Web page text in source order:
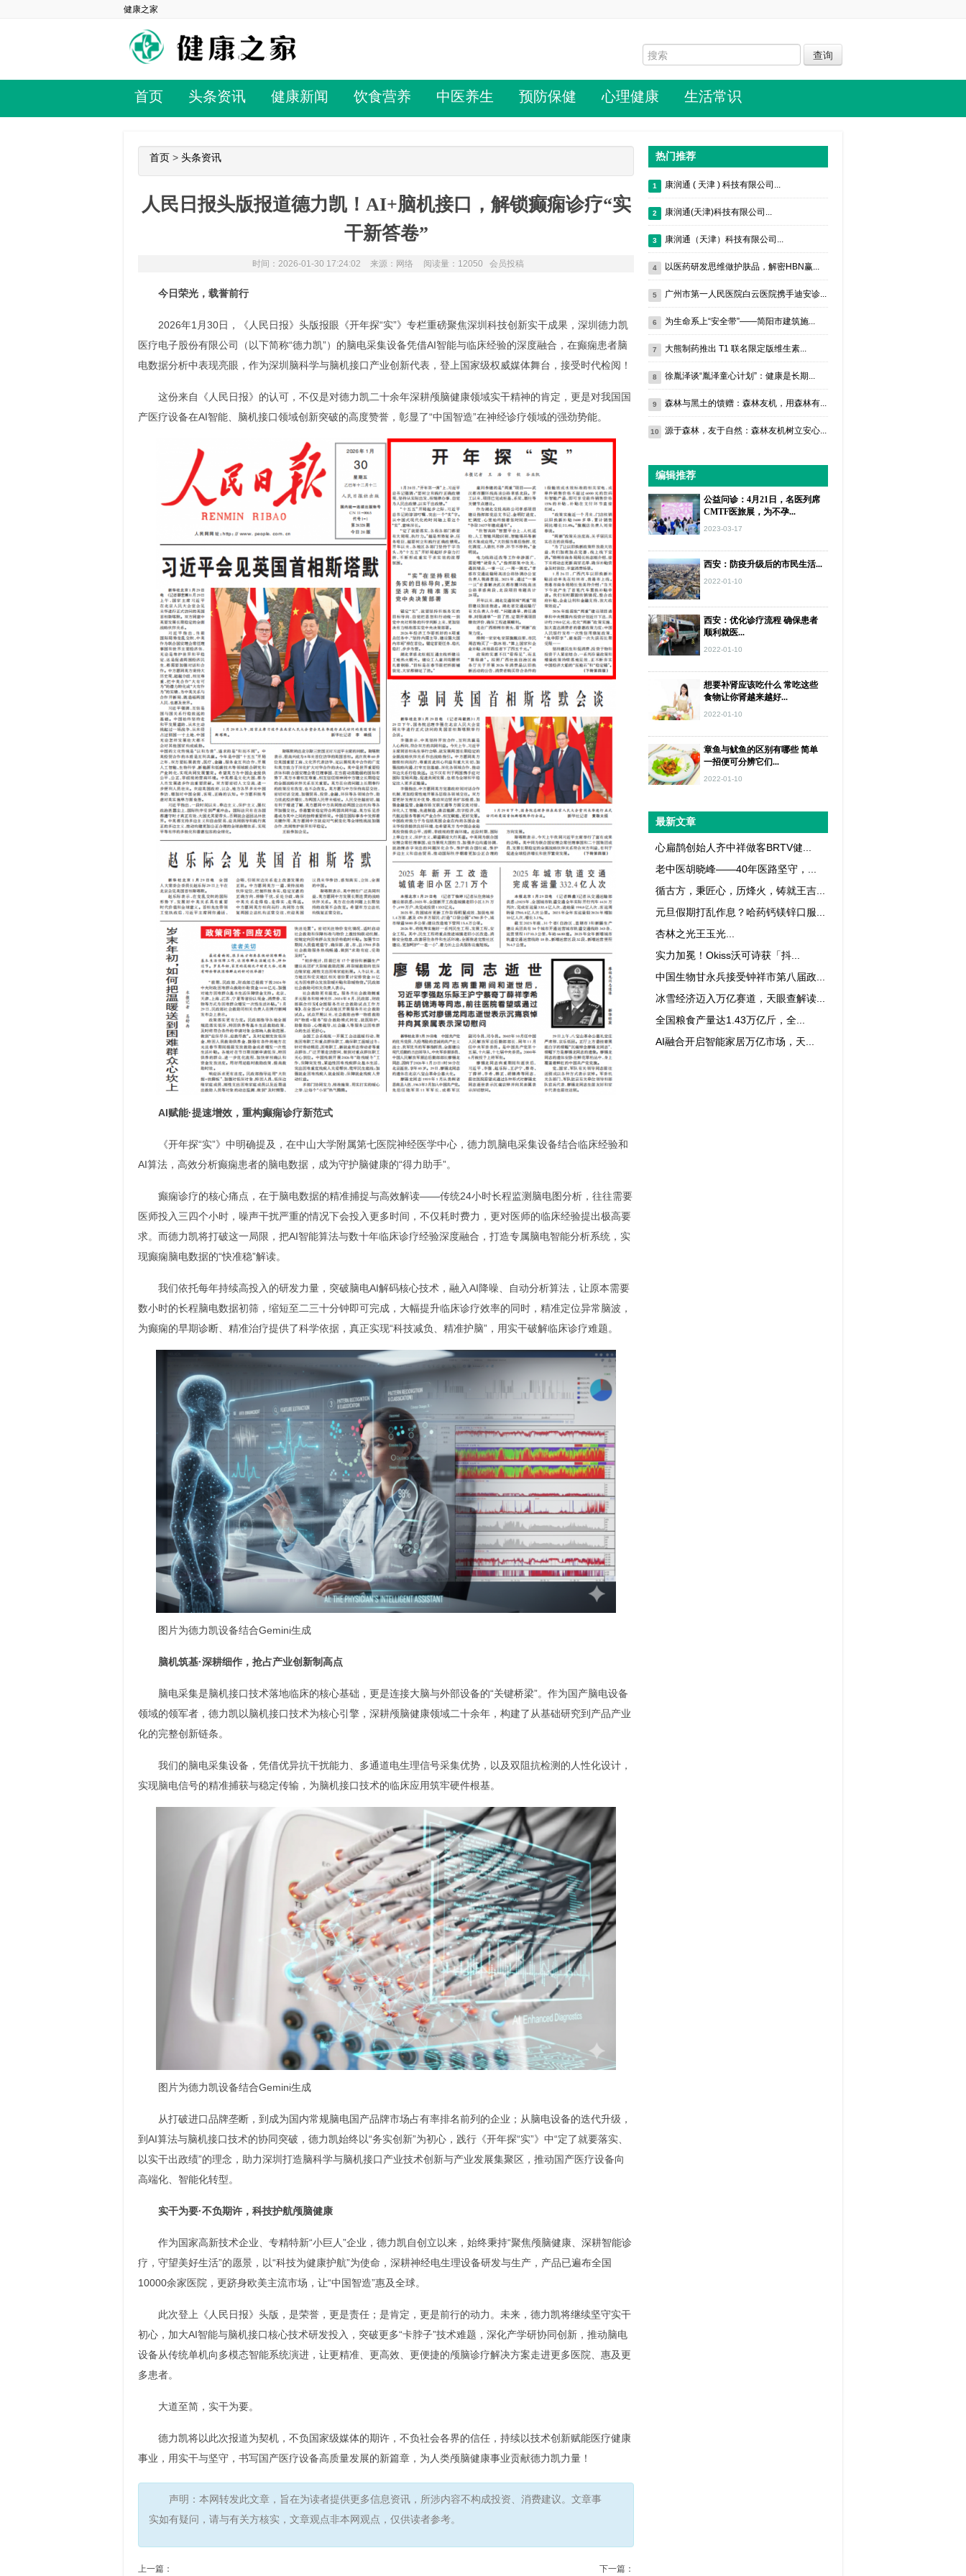
健康之家
首页 头条资讯 健康新闻 饮食营养 中医养生 预防保健 心理健康 生活常识
首页 > 头条资讯
人民日报头版报道德力凯！AI+脑机接口，解锁癫痫诊疗“实
干新答卷”
时间：2026-01-30 17:24:02 来源：网络 阅读量：12050 会员投稿
今日荣光，载誉前行
2026年1月30日，《人民日报》头版报眼《开年探“实”》专栏重磅聚焦深圳科技创新实干成果，深圳德力凯
医疗电子股份有限公司（以下简称“德力凯”）的脑电采集设备凭借AI智能与临床经验的深度融合，在癫痫患者脑
电数据分析中表现亮眼，作为深圳脑科学与脑机接口产业创新代表，登上国家级权威媒体舞台，接受时代检阅！
这份来自《人民日报》的认可，不仅是对德力凯二十余年深耕颅脑健康领域实干精神的肯定，更是对我国国
产医疗设备在AI智能、脑机接口领域创新突破的高度赞誉，彰显了“中国智造”在神经诊疗领域的强劲势能。
AI赋能·提速增效，重构癫痫诊疗新范式
《开年探“实”》中明确提及，在中山大学附属第七医院神经医学中心，德力凯脑电采集设备结合临床经验和
AI算法，高效分析癫痫患者的脑电数据，成为守护脑健康的“得力助手”。
癫痫诊疗的核心痛点，在于脑电数据的精准捕捉与高效解读——传统24小时长程监测脑电图分析，往往需要
医师投入三四个小时，噪声干扰严重的情况下会投入更多时间，不仅耗时费力，更对医师的临床经验提出极高要
求。而德力凯将打破这一局限，把AI智能算法与数十年临床诊疗经验深度融合，打造专属脑电智能分析系统，实
现癫痫脑电数据的“快准稳”解读。
我们依托每年持续高投入的研发力量，突破脑电AI解码核心技术，融入AI降噪、自动分析算法，让原本需要
数小时的长程脑电数据初筛，缩短至二三十分钟即可完成，大幅提升临床诊疗效率的同时，精准定位异常脑波，
为癫痫的早期诊断、精准治疗提供了科学依据，真正实现“科技减负、精准护脑”，用实干破解临床诊疗难题。
图片为德力凯设备结合Gemini生成
脑机筑基·深耕细作，抢占产业创新制高点
脑电采集是脑机接口技术落地临床的核心基础，更是连接大脑与外部设备的“关键桥梁”。作为国产脑电设备
领域的领军者，德力凯以脑机接口技术为核心引擎，深耕颅脑健康领域二十余年，构建了从基础研究到产品产业
化的完整创新链条。
我们的脑电采集设备，凭借优异抗干扰能力、多通道电生理信号采集优势，以及双阻抗检测的人性化设计，
实现脑电信号的精准捕获与稳定传输，为脑机接口技术的临床应用筑牢硬件根基。
图片为德力凯设备结合Gemini生成
从打破进口品牌垄断，到成为国内常规脑电国产品牌市场占有率排名前列的企业；从脑电设备的迭代升级，
到AI算法与脑机接口技术的协同突破，德力凯始终以“务实创新”为初心，践行《开年探“实”》中“定了就要落实、
以实干出政绩”的理念，助力深圳打造脑科学与脑机接口产业技术创新与产业发展集聚区，推动国产医疗设备向
高端化、智能化转型。
实干为要·不负期许，科技护航颅脑健康
作为国家高新技术企业、专精特新“小巨人”企业，德力凯自创立以来，始终秉持“聚焦颅脑健康、深耕智能诊
疗，守望美好生活”的愿景，以“科技为健康护航”为使命，深耕神经电生理设备研发与生产，产品已遍布全国
10000余家医院，更跻身欧美主流市场，让“中国智造”惠及全球。
此次登上《人民日报》头版，是荣誉，更是责任；是肯定，更是前行的动力。未来，德力凯将继续坚守实干
初心，加大AI智能与脑机接口核心技术研发投入，突破更多“卡脖子”技术难题，深化产学研协同创新，推动脑电
设备从传统单机向多模态智能系统演进，让更精准、更高效、更便捷的颅脑诊疗解决方案走进更多医院、惠及更
多患者。
大道至简，实干为要。
德力凯将以此次报道为契机，不负国家级媒体的期许，不负社会各界的信任，持续以技术创新赋能医疗健康
事业，用实干与坚守，书写国产医疗设备高质量发展的新篇章，为人类颅脑健康事业贡献德力凯力量！
声明：本网转发此文章，旨在为读者提供更多信息资讯，所涉内容不构成投资、消费建议。文章事
实如有疑问，请与有关方核实，文章观点非本网观点，仅供读者参考。
上一篇： 下一篇：
热门推荐
1 康润通 ( 天津 ) 科技有限公司...
2 康润通(天津)科技有限公司...
3 康润通（天津）科技有限公司...
4 以医药研发思维做护肤品，解密HBN赢...
5 广州市第一人民医院白云医院携手迪安诊...
6 为生命系上“安全带”——简阳市建筑施...
7 大熊制药推出 T1 联名限定版维生素...
8 徐胤泽谈“胤泽童心计划”：健康是长期...
9 森林与黑土的馈赠：森林友机，用森林有...
10 源于森林，友于自然：森林友机树立安心...
编辑推荐
公益问诊：4月21日，名医列席
CMTF医旅展，为不孕...
2023-03-17
西安：防疫升级后的市民生活...
2022-01-10
西安：优化诊疗流程 确保患者
顺利就医...
2022-01-10
想要补肾应该吃什么 常吃这些
食物让你肾越来越好...
2022-01-10
章鱼与鱿鱼的区别有哪些 简单
一招便可分辨它们...
2022-01-10
最新文章
心扁鹊创始人齐中祥做客BRTV健...
老中医胡晓峰——40年医路坚守，...
循古方，秉匠心，历烽火，铸就王吉...
元旦假期打乱作息？哈药钙镁锌口服...
杏林之光王玉光...
实力加冕！Okiss沃可诗获「抖...
中国生物甘永兵接受钟祥市第八届政...
冰雪经济迈入万亿赛道，天眼查解读...
全国粮食产量达1.43万亿斤，全...
AI融合开启智能家居万亿市场，天...